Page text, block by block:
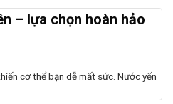
– lựa chọn hoàn hảo
cơ thể bạn dễ mất sức. Nước yến